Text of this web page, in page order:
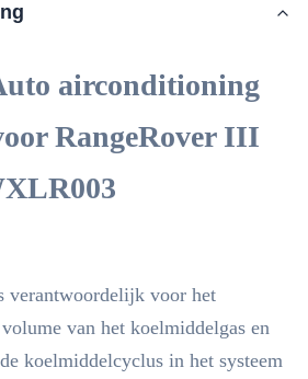
airconditioning
RangeRover III
verantwoordelijk voor het
van het koelmiddelgas en
koelmiddelcyclus in het systeem